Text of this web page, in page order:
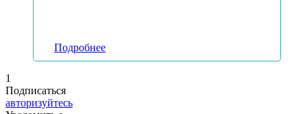
Подробнее
1
Подписаться
авторизуйтесь